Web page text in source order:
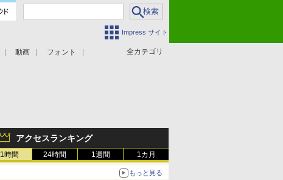
Impress サイト
全カテゴリ
動画 フォント
アクセスランキング
1時間 24時間 1週間 1カ月
もっと見る